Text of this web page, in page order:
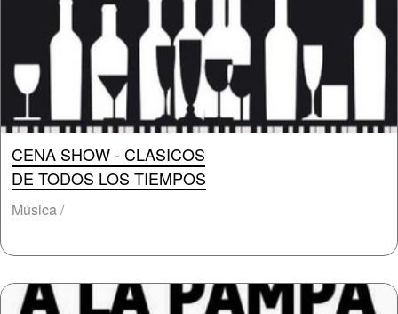
CENA SHOW - CLASICOS
DE TODOS LOS TIEMPOS
Música /